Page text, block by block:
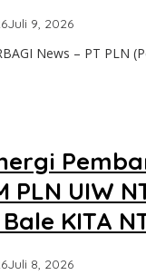
Juli 9, 2026oleh
News – PT PLN
PLN UIW
KITA
Juli 8, 2026oleh